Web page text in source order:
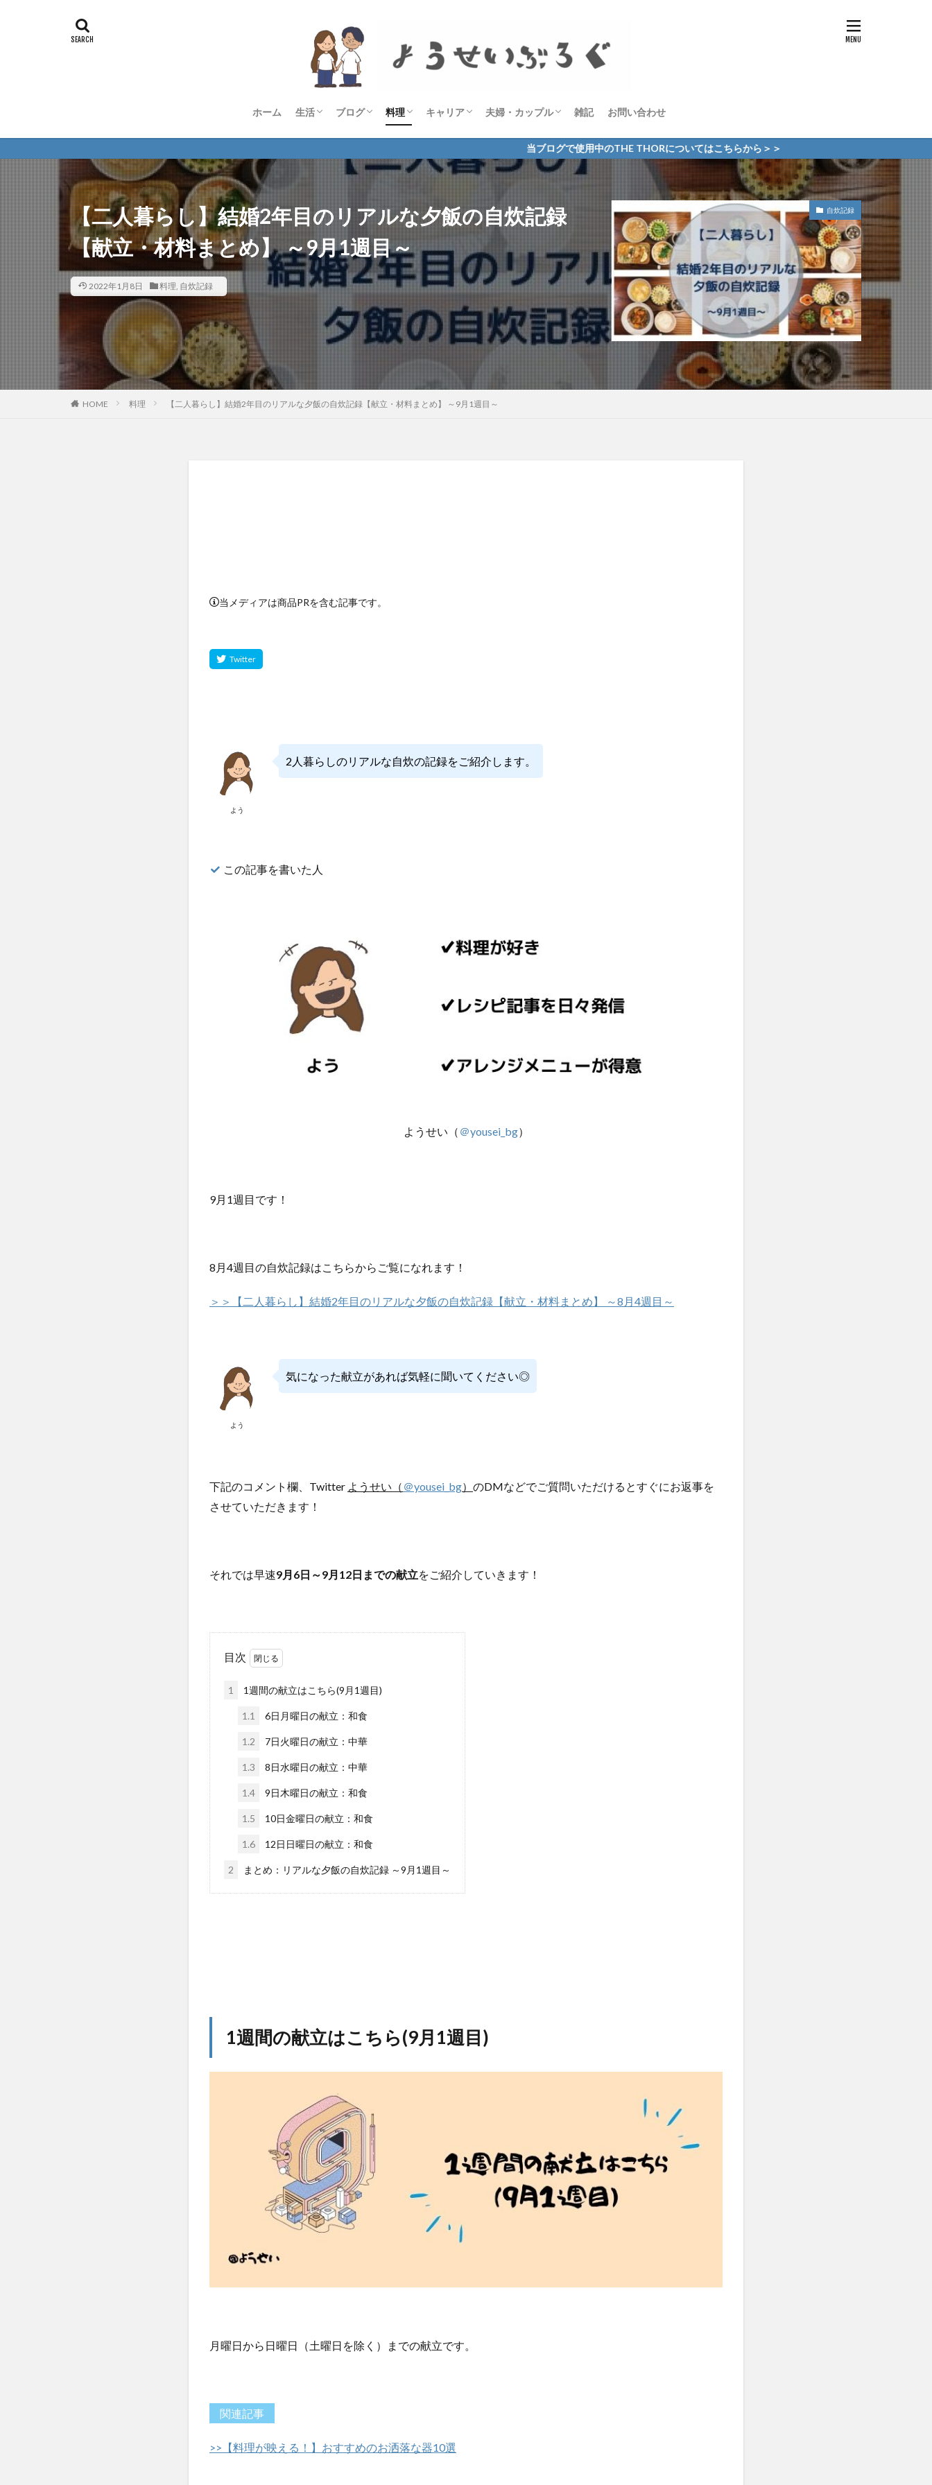
ホーム 生活
宅食サービス
グルメ
美容・健康
勉強・在宅ワーク
お悩み解決・お役立ち
商品レビュー・比較
ブログ
ASP
THE THOR
ブログ術
毎日投稿
経過報告
料理
レシピ
自炊記録
キャリア
資格
社会人
夫婦・カップル
ようせい
雑記 お問い合わせ
当ブログで使用中のTHE THORについてはこちらから＞＞
【二人暮らし】結婚2年目のリアルな夕飯の自炊記録
【献立・材料まとめ】 ～9月1週目～
2022年1月8日 料理, 自炊記録
自炊記録
HOME 料理 【二人暮らし】結婚2年目のリアルな夕飯の自炊記録【献立・材料まとめ】 ～9月1週目～
当メディアは商品PRを含む記事です。
よう
2人暮らしのリアルな自炊の記録をご紹介します。
この記事を書いた人
ようせい（ ＠yousei_bg）
9月1週目です！
8月4週目の自炊記録はこちらからご覧になれます！
＞＞【二人暮らし】結婚2年目のリアルな夕飯の自炊記録【献立・材料まとめ】 ～8月4週目～
よう
気になった献立があれば気軽に聞いてください◎
下記のコメント欄、Twitter ようせい（ ＠yousei_bg） のDMなどでご質問いただけるとすぐにお返事を
させていただきます！
それでは早速9月6日～9月12日までの献立をご紹介していきます！
目次
1 1週間の献立はこちら(9月1週目)
1.1 6日月曜日の献立：和食
1.2 7日火曜日の献立：中華
1.3 8日水曜日の献立：中華
1.4 9日木曜日の献立：和食
1.5 10日金曜日の献立：和食
1.6 12日日曜日の献立：和食
2 まとめ：リアルな夕飯の自炊記録 ～9月1週目～
1週間の献立はこちら(9月1週目)
月曜日から日曜日（土曜日を除く）までの献立です。
関連記事
>>【料理が映える！】おすすめのお洒落な器10選